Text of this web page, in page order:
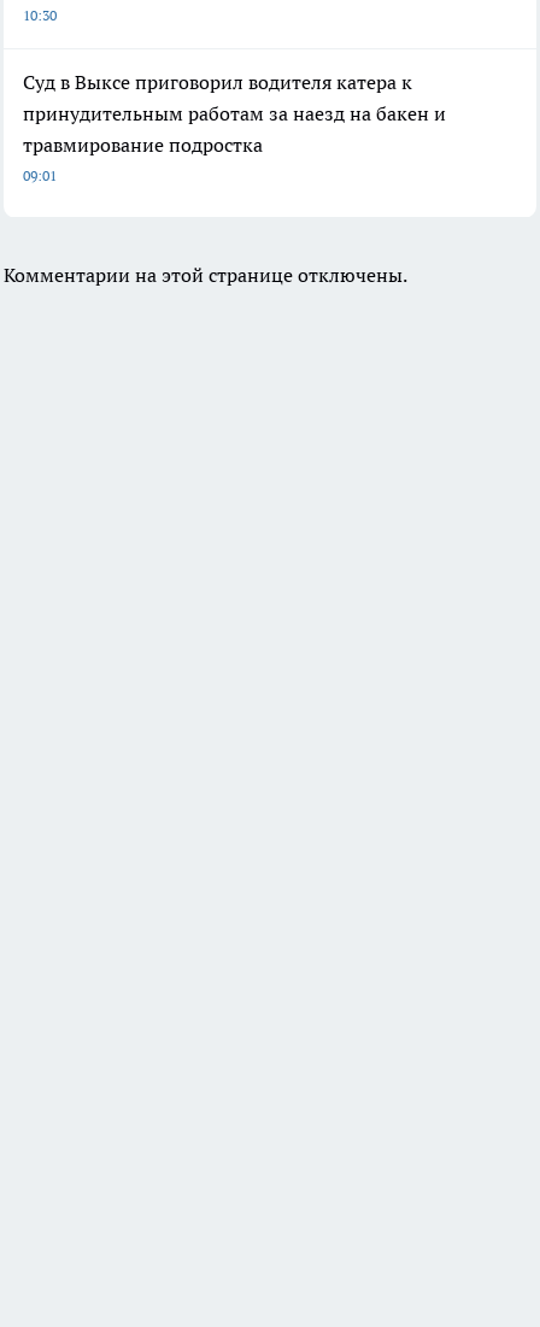
10:30
Суд в Выксе приговорил водителя катера к
принудительным работам за наезд на бакен и
травмирование подростка
09:01
Комментарии на этой странице отключены.